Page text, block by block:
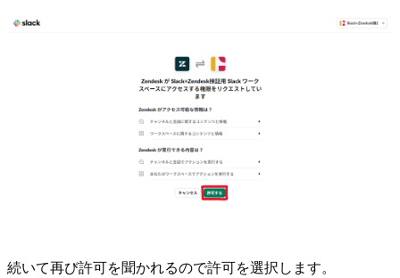
続いて再び許可を聞かれるので許可を選択します。